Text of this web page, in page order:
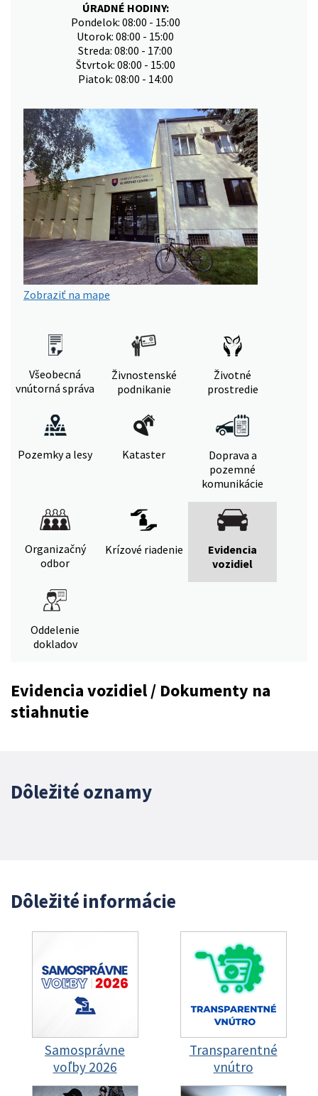
ÚRADNÉ HODINY:
Pondelok: 08:00 - 15:00
Utorok: 08:00 - 15:00
Streda: 08:00 - 17:00
Štvrtok: 08:00 - 15:00
Piatok: 08:00 - 14:00
Zobraziť na mape
Všeobecná
vnútorná správa
Živnostenské
podnikanie
Životné
prostredie
Pozemky a lesy Kataster
Doprava a
pozemné
komunikácie
Organizačný
odbor
Krízové riadenie
Evidencia
vozidiel
Oddelenie
dokladov
Evidencia vozidiel / Dokumenty na
stiahnutie
Dôležité oznamy
Dôležité informácie
Samosprávne
voľby 2026
Transparentné
vnútro